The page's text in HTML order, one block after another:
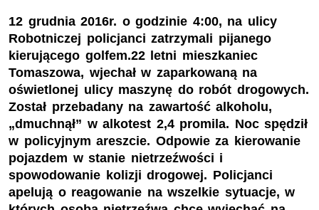
12 grudnia 2016r. o godzinie 4:00, na ulicy
Robotniczej policjanci zatrzymali pijanego
kierującego golfem.22 letni mieszkaniec
Tomaszowa, wjechał w zaparkowaną na
oświetlonej ulicy maszynę do robót drogowych.
Został przebadany na zawartość alkoholu,
„dmuchnął” w alkotest 2,4 promila. Noc spędził
w policyjnym areszcie. Odpowie za kierowanie
pojazdem w stanie nietrzeźwości i
spowodowanie kolizji drogowej. Policjanci
apelują o reagowanie na wszelkie sytuacje, w